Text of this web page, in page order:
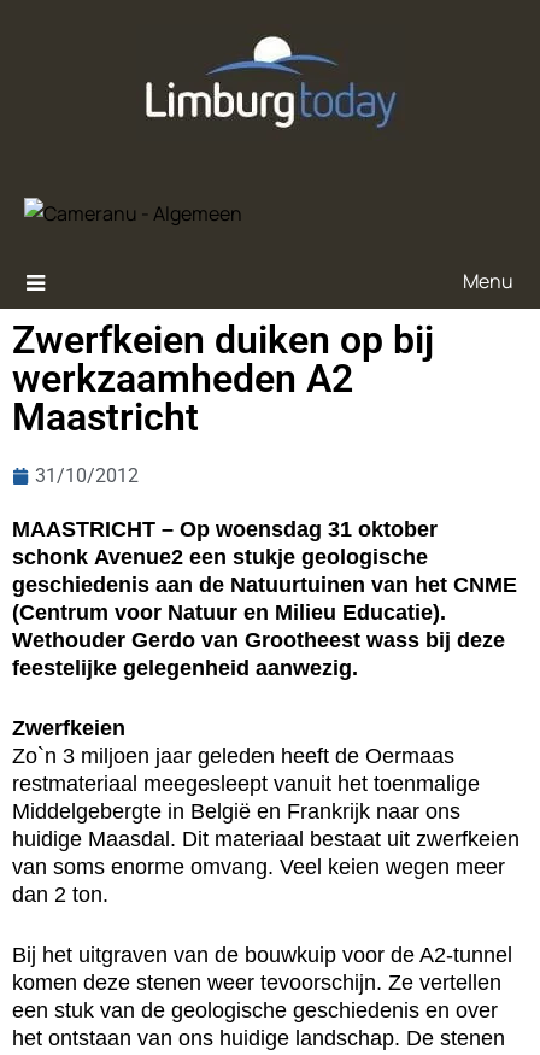
Menu
Zwerfkeien duiken op bij
werkzaamheden A2
Maastricht
31/10/2012
MAASTRICHT – Op woensdag 31 oktober
schonk Avenue2 een stukje geologische
geschiedenis aan de Natuurtuinen van het CNME
(Centrum voor Natuur en Milieu Educatie).
Wethouder Gerdo van Grootheest wass bij deze
feestelijke gelegenheid aanwezig.
Zwerfkeien
Zo`n 3 miljoen jaar geleden heeft de Oermaas
restmateriaal meegesleept vanuit het toenmalige
Middelgebergte in België en Frankrijk naar ons
huidige Maasdal. Dit materiaal bestaat uit zwerfkeien
van soms enorme omvang. Veel keien wegen meer
dan 2 ton.
Bij het uitgraven van de bouwkuip voor de A2-tunnel
komen deze stenen weer tevoorschijn. Ze vertellen
een stuk van de geologische geschiedenis en over
het ontstaan van ons huidige landschap. De stenen